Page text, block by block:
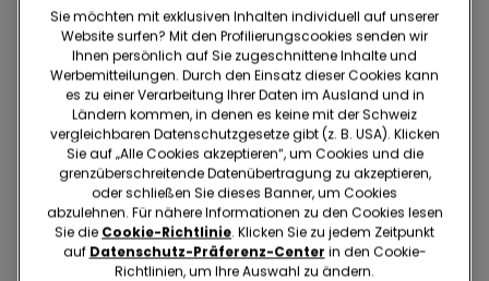
Passform aus Baumwolle
16.95 CHF
aus elastischer Baumwolle
17.95 CHF
Sie möchten mit exklusiven Inhalten individuell auf unserer
Website surfen? Mit den Profilierungscookies senden wir
Ihnen persönlich auf Sie zugeschnittene Inhalte und
Werbemitteilungen. Durch den Einsatz dieser Cookies kann
es zu einer Verarbeitung Ihrer Daten im Ausland und in
Ländern kommen, in denen es keine mit der Schweiz
vergleichbaren Datenschutzgesetze gibt (z. B. USA). Klicken
Sie auf „Alle Cookies akzeptieren“, um Cookies und die
grenzüberschreitende Datenübertragung zu akzeptieren,
oder schließen Sie dieses Banner, um Cookies
abzulehnen. Für nähere Informationen zu den Cookies lesen
Sie die Cookie-Richtlinie. Klicken Sie zu jedem Zeitpunkt
auf Datenschutz-Präferenz-Center in den Cookie-
Richtlinien, um Ihre Auswahl zu ändern.